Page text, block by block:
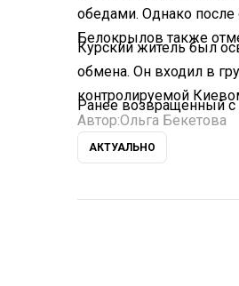
обедами. Однако после
Белокрылов также
Курский житель был
обмена. Он входил в
контролируемой
Ранее возвращенный
Автор:Ольга Бекетова
АКТУАЛЬНО